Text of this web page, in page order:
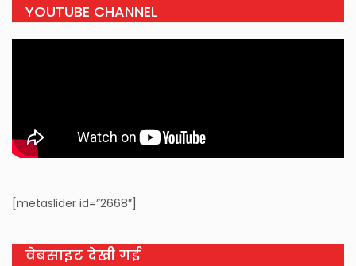
YOUTUBE CHANNEL
[metaslider id=”2668″]
वेबसाइट देखी गई